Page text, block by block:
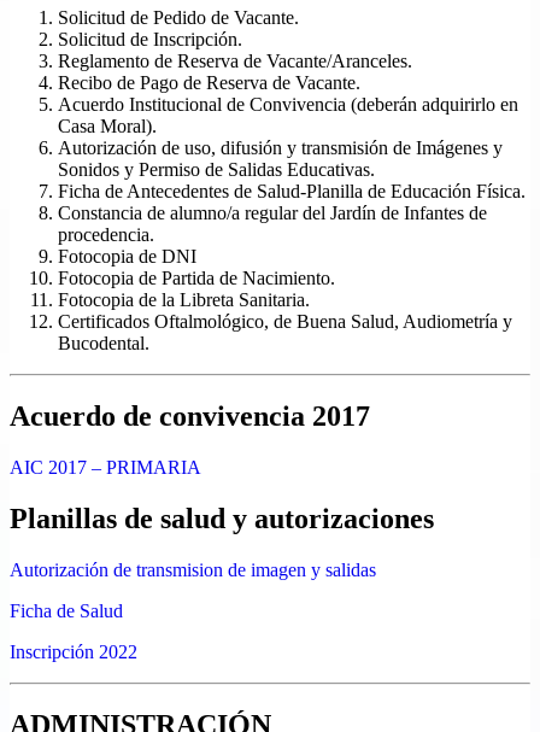
Solicitud de Pedido de Vacante.
Solicitud de Inscripción.
Reglamento de Reserva de Vacante/Aranceles.
Recibo de Pago de Reserva de Vacante.
Acuerdo Institucional de Convivencia (deberán adquirirlo en
Casa Moral).
Autorización de uso, difusión y transmisión de Imágenes y
Sonidos y Permiso de Salidas Educativas.
Ficha de Antecedentes de Salud-Planilla de Educación Física.
Constancia de alumno/a regular del Jardín de Infantes de
procedencia.
Fotocopia de DNI
Fotocopia de Partida de Nacimiento.
Fotocopia de la Libreta Sanitaria.
Certificados Oftalmológico, de Buena Salud, Audiometría y
Bucodental.
Acuerdo de convivencia 2017
AIC 2017 – PRIMARIA
Planillas de salud y autorizaciones
Autorización de transmision de imagen y salidas
Ficha de Salud
Inscripción 2022
ADMINISTRACIÓN